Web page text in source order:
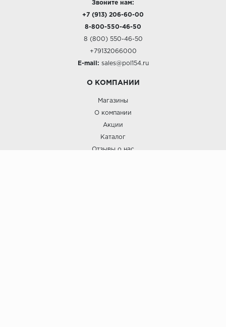
Звоните нам:
+7 (913) 206-60-00
8-800-550-46-50
8 (800) 550-46-50
+79132066000
E-mail: sales@pol154.ru
О КОМПАНИИ
Магазины
О компании
Акции
Каталог
Отзывы о нас